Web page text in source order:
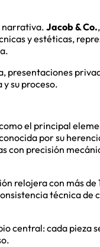
narrativa. Jacob & Co.
y estéticas,
presentaciones
su proceso.
el principal
por su
con precisión
relojera con más de
técnica de
central: cada pieza